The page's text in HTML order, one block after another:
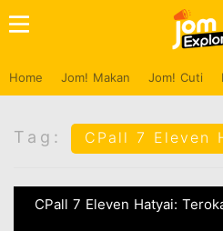
Home Jom! Makan Jom! Cuti
Tag: CPall 7 Eleven
CPall 7 Eleven Hatyai: